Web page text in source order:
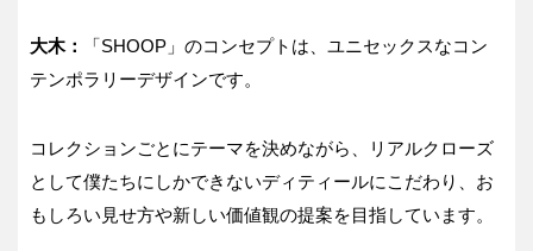
大木：
「SHOOP」のコンセプトは、ユニセックスなコン
テンポラリーデザインです。
コレクションごとにテーマを決めながら、リアルクローズ
として僕たちにしかできないディティールにこだわり、お
もしろい見せ方や新しい価値観の提案を目指しています。